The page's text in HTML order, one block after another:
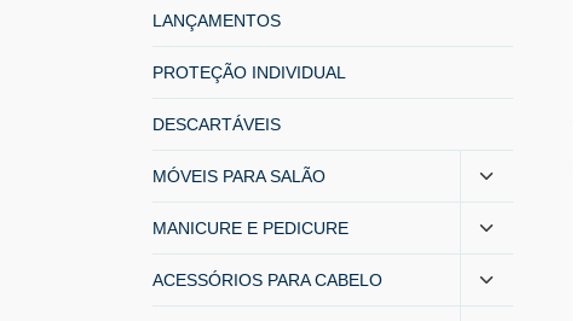
LANÇAMENTOS
PROTEÇÃO INDIVIDUAL
DESCARTÁVEIS
MÓVEIS PARA SALÃO
MANICURE E PEDICURE
ACESSÓRIOS PARA CABELO